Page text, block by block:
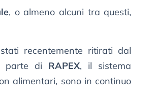
, o almeno alcuni tra questi,
recentemente ritirati dal
parte di RAPEX, il sistema
alimentari, sono in continuo